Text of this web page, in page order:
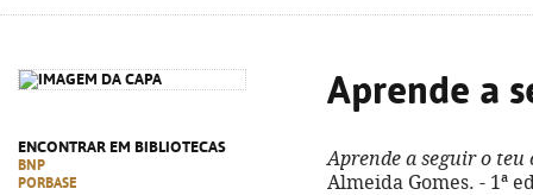
ENCONTRAR EM BIBLIOTECAS
BNP
PORBASE
Aprende a
Aprende a seguir o teu
Almeida Gomes. - 1ª